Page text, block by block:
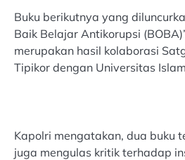
Buku berikutnya yang
Baik Belajar Antikorupsi
merupakan hasil kolaborasi
Tipikor dengan Universitas
Kapolri mengatakan, dua buku
juga mengulas kritik terhadap